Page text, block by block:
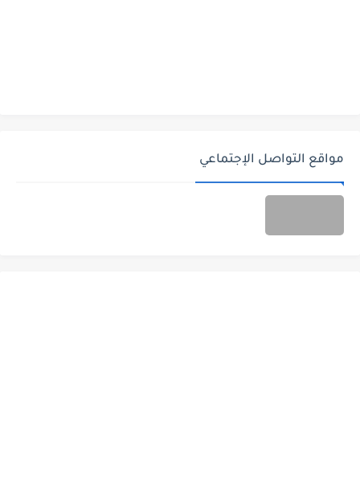
مواقع التواصل الإجتماعي